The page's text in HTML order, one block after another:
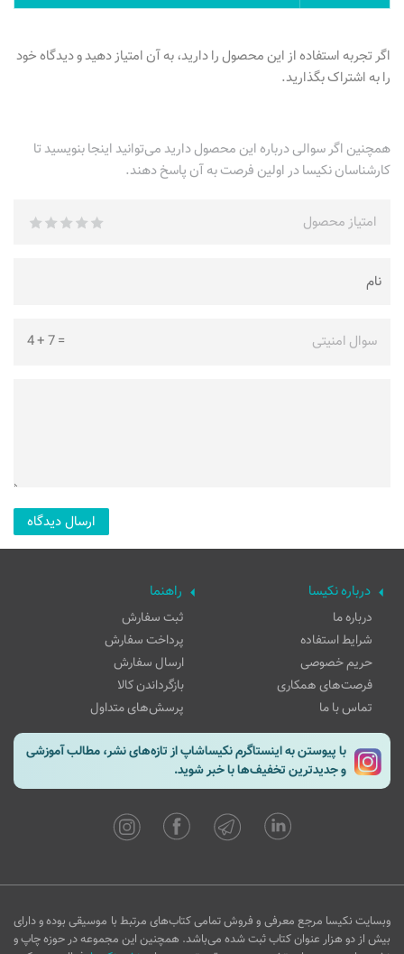
اگر تجربه استفاده از این محصول را دارید، به آن امتیاز دهید و دیدگاه خود
را به اشتراک بگذارید.
همچنین اگر سوالی درباره این محصول دارید می‌توانید اینجا بنویسید تا
کارشناسان نکیسا در اولین فرصت به آن پاسخ دهند.
امتیاز محصول
سوال امنیتی =
7
+
4
درباره نکیسا
درباره ما
شرایط استفاده
حریم خصوصی
فرصت‌های همکاری
تماس با ما
راهنما
ثبت سفارش
پرداخت سفارش
ارسال سفارش
بازگرداندن کالا
پرسش‌های متداول
با پیوستن به اینستاگرم نکیساشاپ از تازه‌های نشر، مطالب آموزشی
و جدیدترین تخفیف‌ها با خبر شوید.
وبسایت نکیسا مرجع معرفی و فروش تمامی کتاب‌های مرتبط با موسیقی بوده و دارای
بیش از دو هزار عنوان کتاب ثبت شده می‌باشد. همچنین این مجموعه در حوزه چاپ و